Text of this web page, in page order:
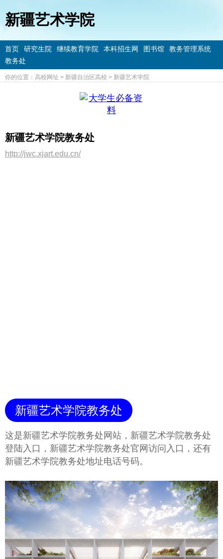
新疆艺术学院
首页 研究生院 继续教育学院 本科招生网 图书馆
教务管理系统
教务处
你的位置： 高校网址 > 新疆自治区高校 > 新疆艺术学院
新疆艺术学院教务处
http://jwc.xjart.edu.cn/
新疆艺术学院教务处
这是新疆艺术学院教务处网站，新疆艺术学院教务处
登陆入口，新疆艺术学院教务处官网访问入口，还有
新疆艺术学院教务处地址电话号码。